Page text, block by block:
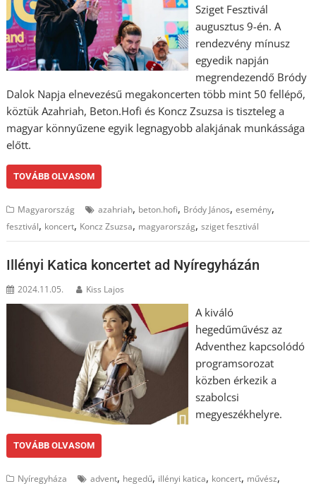
Sziget Fesztivál
augusztus 9-én. A
rendezvény mínusz
egyedik napján
megrendezendő Bródy
Dalok Napja elnevezésű megakoncerten több mint 50 fellépő,
köztük Azahriah, Beton.Hofi és Koncz Zsuzsa is tiszteleg a
magyar könnyűzene egyik legnagyobb alakjának munkássága
előtt.
TOVÁBB OLVASOM
Magyarország azahriah, beton.hofi, Bródy János,esemény,
fesztivál, koncert, Koncz Zsuzsa, magyarország,sziget fesztivál
Illényi Katica koncertet ad Nyíregyházán
2024.11.05. Kiss Lajos
A kiváló
hegedűművész az
Adventhez kapcsolódó
programsorozat
közben érkezik a
szabolcsi
megyeszékhelyre.
TOVÁBB OLVASOM
Nyíregyháza advent, hegedű, illényi katica, koncert, művész,